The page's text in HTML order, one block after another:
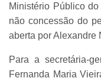
Ministério Público
não concessão do
aberta por Alexandre
Para a secretária-
Fernanda Maria